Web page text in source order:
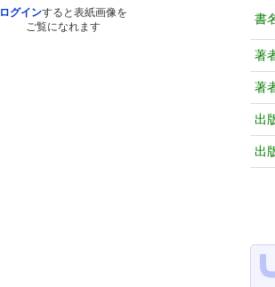
ログインすると表紙画像を
ご覧になれます
書
著
著
出
出